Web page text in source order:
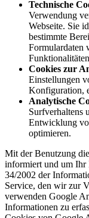
Technische
Verwendung
Webseite. Sie
bestimmte
Formulardaten
Cookies zur
Einstellungen
Konfiguration,
Analytische
Surfverhaltens
Entwicklung
optimieren.
Mit der Benutzung
informiert und um Ihr
34/2002 der
Service, den wir zur
verwenden Google
Informationen zu